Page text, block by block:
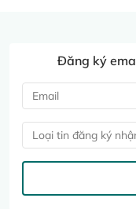
Đăng ký
Loại tin đăng ký